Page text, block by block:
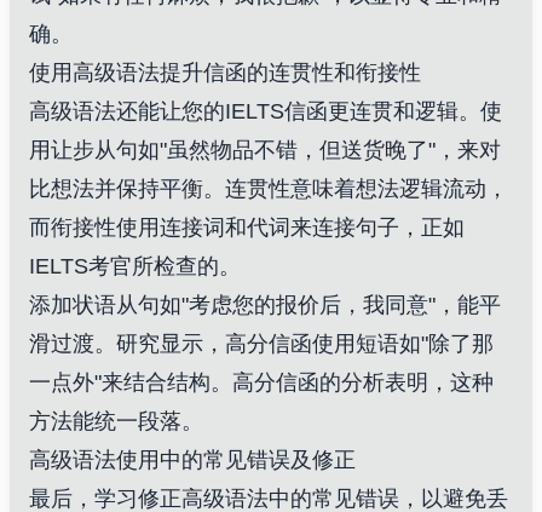
确。
使用高级语法提升信函的连贯性和衔接性
高级语法还能让您的IELTS信函更连贯和逻辑。使
用让步从句如"虽然物品不错，但送货晚了"，来对
比想法并保持平衡。连贯性意味着想法逻辑流动，
而衔接性使用连接词和代词来连接句子，正如
IELTS考官所检查的。
添加状语从句如"考虑您的报价后，我同意"，能平
滑过渡。研究显示，高分信函使用短语如"除了那
一点外"来结合结构。高分信函的分析表明，这种
方法能统一段落。
高级语法使用中的常见错误及修正
最后，学习修正高级语法中的常见错误，以避免丢